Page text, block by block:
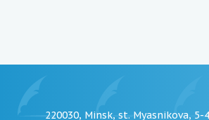
220030, Minsk, st. Myasnikova, 5-